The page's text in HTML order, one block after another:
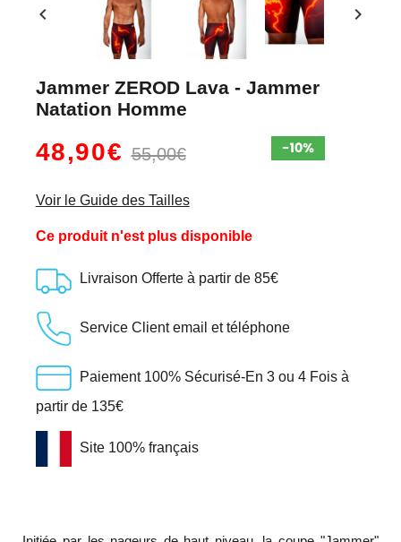
chevron_left chevron_right
Jammer ZEROD Lava - Jammer
Natation Homme
48,90€55,00€
Voir le Guide des Tailles
Ce produit n'est plus disponible
Livraison Offerte à partir de 85€
Service Client email et téléphone
Paiement 100% Sécurisé-En 3 ou 4 Fois à
partir de 135€
Site 100% français